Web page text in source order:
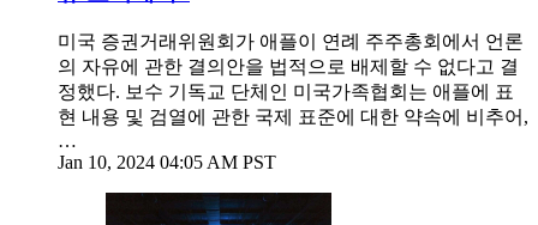
미국 증권거래위원회가 애플이 연례 주주총회에서 언론
의 자유에 관한 결의안을 법적으로 배제할 수 없다고 결
정했다. 보수 기독교 단체인 미국가족협회는 애플에 표
현 내용 및 검열에 관한 국제 표준에 대한 약속에 비추어,
…
Jan 10, 2024 04:05 AM PST